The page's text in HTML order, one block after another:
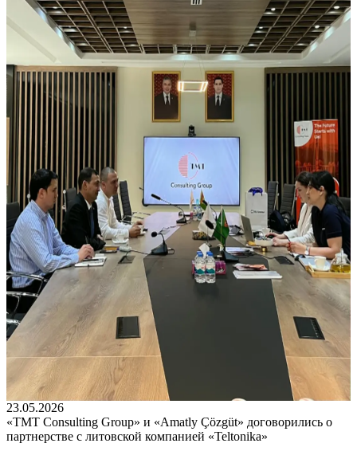
23.05.2026
«TMT Consulting Group» и «Amatly Çözgüt» договорились о
партнерстве с литовской компанией «Teltonika»